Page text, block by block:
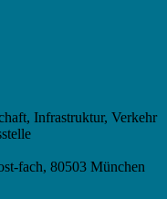
Infrastruktur, Verkehr
fach, 80503 München